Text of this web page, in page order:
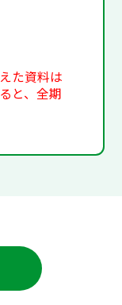
た資料は
と、全期